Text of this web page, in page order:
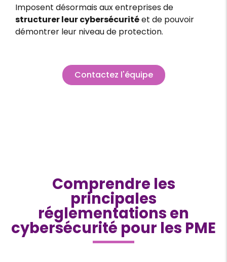
Imposent désormais aux entreprises de
structurer leur cybersécuritéet de pouvoir
démontrer leur niveau de protection.
Contactez l'équipe
Comprendre les
principales
réglementations en
cybersécurité pour les PME